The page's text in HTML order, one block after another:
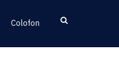
Colofon